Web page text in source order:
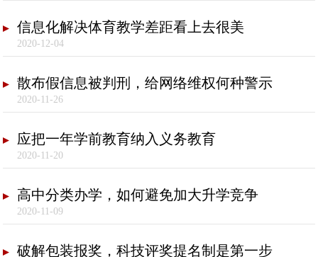
信息化解决体育教学差距看上去很美
2020-12-04
散布假信息被判刑，给网络维权何种警示
2020-11-26
应把一年学前教育纳入义务教育
2020-11-20
高中分类办学，如何避免加大升学竞争
2020-11-09
破解包装报奖，科技评奖提名制是第一步